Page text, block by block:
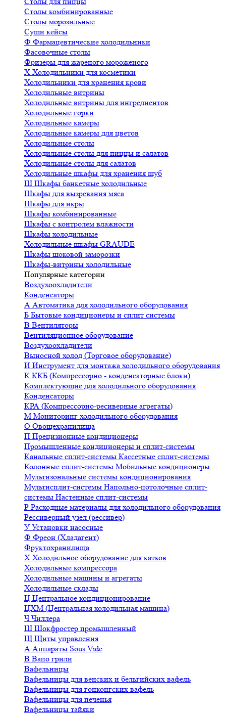
Столы комбинированные
Столы морозильные
Суши кейсы
Ф Фармацевтические холодильники
Фасовочные столы
Фризеры для жареного мороженого
Х Холодильники для косметики
Холодильники для хранения крови
Холодильные витрины
Холодильные витрины для ингредиентов
Холодильные горки
Холодильные камеры
Холодильные камеры для цветов
Холодильные столы
Холодильные столы для пиццы и салатов
Холодильные столы для салатов
Холодильные шкафы для хранения шуб
Ш Шкафы банкетные холодильные
Шкафы для вызревания мяса
Шкафы для икры
Шкафы комбинированные
Шкафы с контролем влажности
Шкафы холодильные
Холодильные шкафы GRAUDE
Шкафы шоковой заморозки
Шкафы-витрины холодильные
Популярные категории
Воздухоохладители
Конденсаторы
А Автоматика для холодильного оборудования
Б Бытовые кондиционеры и сплит системы
В Вентиляторы
Вентиляционное оборудование
Воздухоохладители
Выносной холод (Торговое оборудование)
И Инструмент для монтажа холодильного оборудования
К ККБ (Компрессорно - конденсаторные блоки)
Комплектующие для холодильного оборудования
Конденсаторы
КРА (Компрессорно-ресиверные агрегаты)
М Мониторинг холодильного оборудования
О Овощехранилища
П Прецизионные кондиционеры
Промышленные кондиционеры и сплит-системы
Канальные сплит-системы Кассетные сплит-системы
Колонные сплит-системы Мобильные кондиционеры
Мультизональные системы кондиционирования
Мультисплит-системы Напольно-потолочные сплит-
системы Настенные сплит-системы
Р Расходные материалы для холодильного оборудования
Рессиверный узел (рессивер)
У Установки насосные
Ф Фреон (Хладагент)
Фруктохранилища
Х Холодильное оборудование для катков
Холодильные компрессора
Холодильные машины и агрегаты
Холодильные склады
Ц Центральное кондиционирование
ЦХМ (Центральная холодильная машина)
ЧЧиллера
Ш Шокфростер промышленный
Щ Щиты управления
А Аппараты Sous Vide
В Вапо грили
Вафельницы
Вафельницы для венских и бельгийских вафель
Вафельницы для гонконгских вафель
Вафельницы для печенья
Вафельницы тайяки